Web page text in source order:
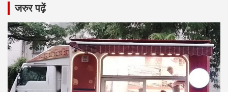
जरुर पढ़ें